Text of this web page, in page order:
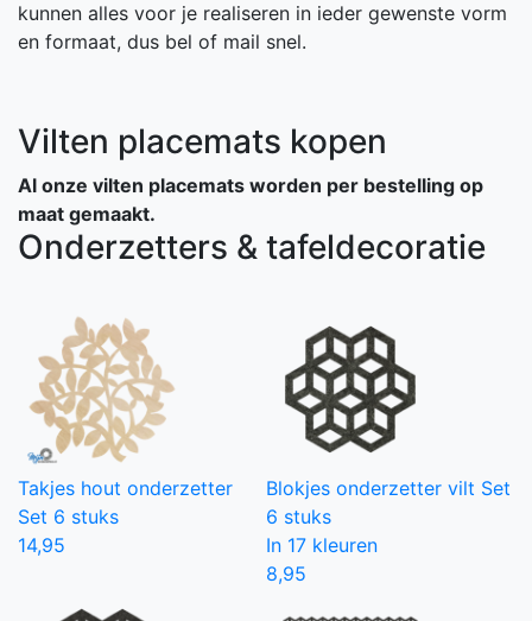
kunnen alles voor je realiseren in ieder gewenste vorm
en formaat, dus bel of mail snel.
Vilten placemats kopen
Al onze vilten placemats worden per bestelling op
maat gemaakt.
Onderzetters & tafeldecoratie
Takjes hout onderzetter
Set 6 stuks
14,95
Blokjes onderzetter vilt Set
6 stuks
In 17 kleuren
8,95